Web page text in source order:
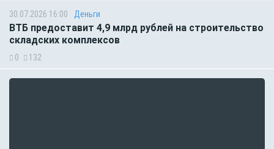
30.07.2026 16:00 Деньги
ВТБ предоставит 4,9 млрд рублей на строительство
складских комплексов
0 132